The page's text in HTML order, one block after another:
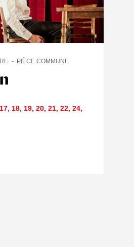
PIÈCE COMMUNE
17, 18, 19, 20, 21, 22, 24,